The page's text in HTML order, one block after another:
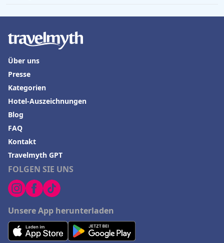
FOLGEN SIE UNS
Unsere App herunterladen
Über uns
Presse
Kategorien
Hotel-Auszeichnungen
Blog
FAQ
Kontakt
Travelmyth GPT